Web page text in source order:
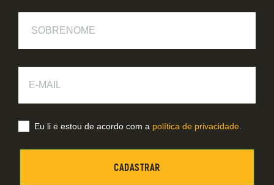
Mail
Eu li e estou de acordo com a política de privacidade